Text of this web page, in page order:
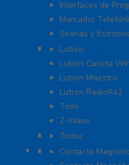
Interfaces de
Marcador
Sirenas y Estrobos
Automatización
Lutron
Lutron Caseta
Lutron Maestro
Lutron RadioRa2
Todo
Z-Wave
Cables
Todos
Contactos
Contacto